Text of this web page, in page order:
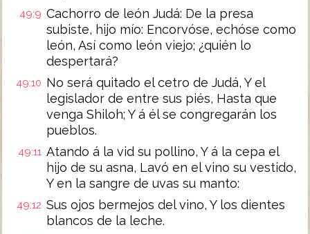
49:9 Cachorro de león Judá: De la presa
subiste, hijo mío: Encorvóse, echóse como
león, Así como león viejo; ¿quién lo
despertará?
49:10 No será quitado el cetro de Judá, Y el
legislador de entre sus piés, Hasta que
venga Shiloh; Y á él se congregarán los
pueblos.
49:11 Atando á la vid su pollino, Y á la cepa el
hijo de su asna, Lavó en el vino su vestido,
Y en la sangre de uvas su manto:
49:12 Sus ojos bermejos del vino, Y los dientes
blancos de la leche.